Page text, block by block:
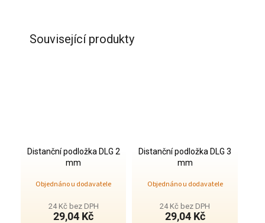
Související produkty
Distanční podložka DLG 2
mm
Objednáno u dodavatele
24 Kč bez DPH
29,04 Kč
Distanční podložka DLG 3
mm
Objednáno u dodavatele
24 Kč bez DPH
29,04 Kč